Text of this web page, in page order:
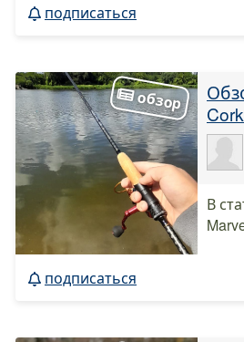
подписаться
Cork
В
подписаться